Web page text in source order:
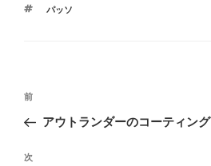
ゴ
タ
パッソ
投
ナ
ビ
前
の
稿
前
アウトランダーのコーティング
次
次